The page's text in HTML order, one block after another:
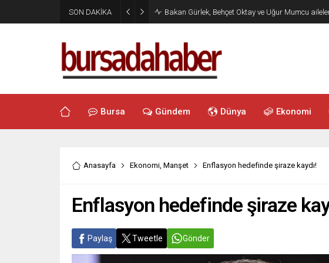
SON DAKİKA Bakan Gürlek, Behçet Oktay ve Uğur Mumcu
Bursa Gündem Dünya Ekonomi
Anasayfa Ekonomi, Manşet Enflasyon hedefinde şiraze kaydı!
Enflasyon hedefinde şiraze
Paylaş Tweetle Gönder